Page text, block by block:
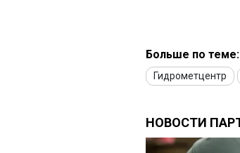
Больше по теме:
Гидрометцентр